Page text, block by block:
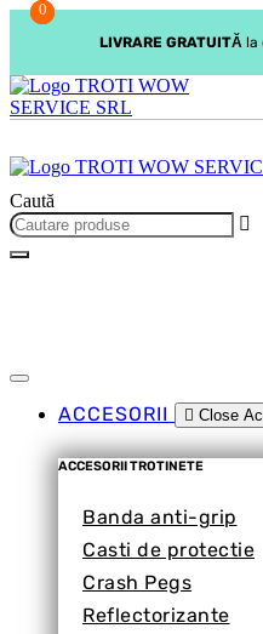
Sari
LIVRARE GRATUITĂ la
0
Caută
0
0
ACCESORII Close
ACCESORII TROTINETE
Banda anti-grip
Casti de protectie
Crash Pegs
Reflectorizante